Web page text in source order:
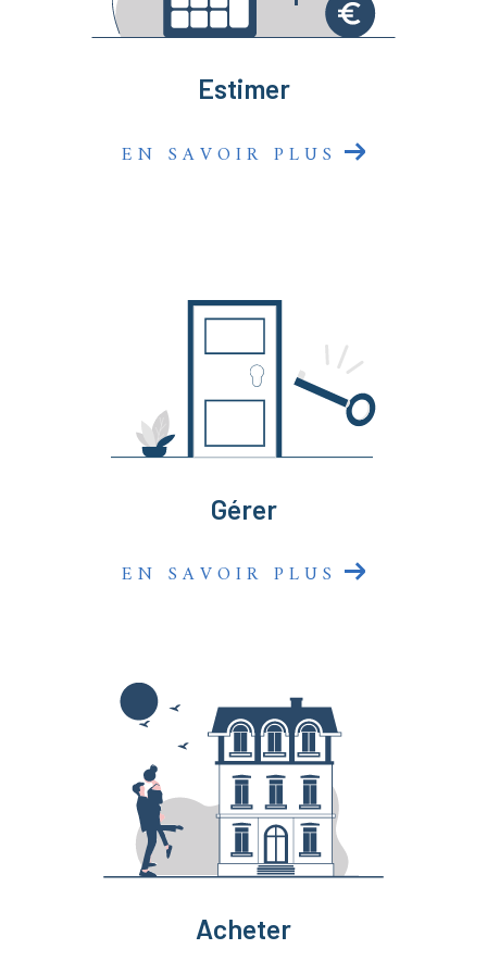
sommes là pour faire de votre projet une réussite
Estimer
EN SAVOIR PLUS
Gérer
EN SAVOIR PLUS
Acheter